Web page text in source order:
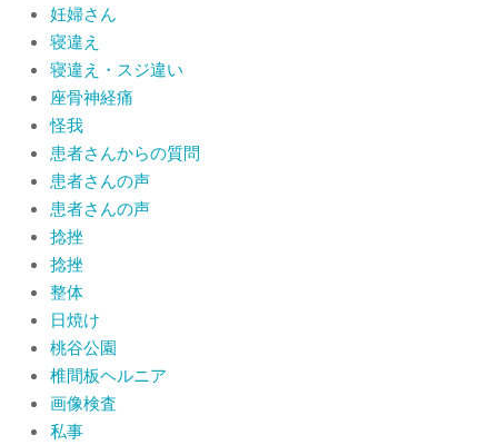
妊婦さん
寝違え
寝違え・スジ違い
座骨神経痛
怪我
患者さんからの質問
患者さんの声
患者さんの声
捻挫
捻挫
整体
日焼け
桃谷公園
椎間板ヘルニア
画像検査
私事